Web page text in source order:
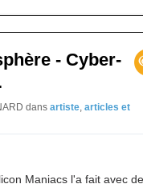
- Cyber-
dans artiste, articles et
Maniacs l'a fait avec